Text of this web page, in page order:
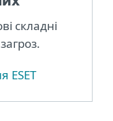
складні
ESET